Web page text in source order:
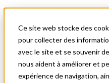
Ce site web stocke des
pour collecter des
avec le site et se souvenir
nous aident à améliorer et
expérience de navigation,
Nouvelles et événements
English
Commençons!